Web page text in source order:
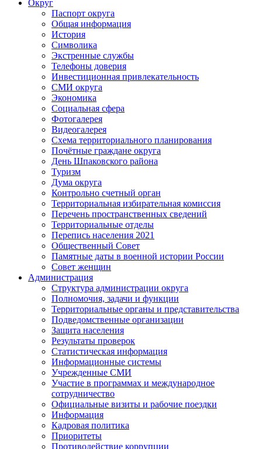
Округ
Паспорт округа
Общая информация
История
Символика
Экстренные службы
Телефоны доверия
Инвестиционная привлекательность
СМИ округа
Экономика
Социальная сфера
Фотогалерея
Видеогалерея
Схема территориального планирования
Почётные граждане округа
День Шпаковского района
Туризм
Дума округа
Контрольно счетный орган
Территориальная избирательная комиссия
Перечень пространственных сведений
Территориальные отделы
Перепись населения 2021
Общественный Совет
Памятные даты в военной истории России
Совет женщин
Администрация
Структура администрации округа
Полномочия, задачи и функции
Территориальные органы и представительства
Подведомственные организации
Защита населения
Результаты проверок
Статистическая информация
Информационные системы
Учрежденные СМИ
Участие в программах и международное
сотрудничество
Официальные визиты и рабочие поездки
Информация
Кадровая политика
Приоритеты
Противодействие коррупции